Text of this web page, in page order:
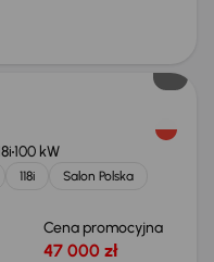
100 kW
118i
Salon Polska
Cena promocyjna
47 000 zł